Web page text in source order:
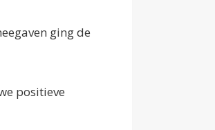
ging de
positieve